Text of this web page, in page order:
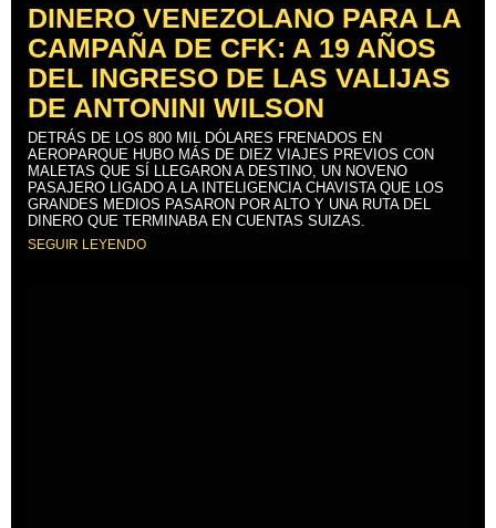
DINERO VENEZOLANO PARA LA
CAMPAÑA DE CFK: A 19 AÑOS
DEL INGRESO DE LAS VALIJAS
DE ANTONINI WILSON
DETRÁS DE LOS 800 MIL DÓLARES FRENADOS EN
AEROPARQUE HUBO MÁS DE DIEZ VIAJES PREVIOS CON
MALETAS QUE SÍ LLEGARON A DESTINO, UN NOVENO
PASAJERO LIGADO A LA INTELIGENCIA CHAVISTA QUE LOS
GRANDES MEDIOS PASARON POR ALTO Y UNA RUTA DEL
DINERO QUE TERMINABA EN CUENTAS SUIZAS.
SEGUIR LEYENDO